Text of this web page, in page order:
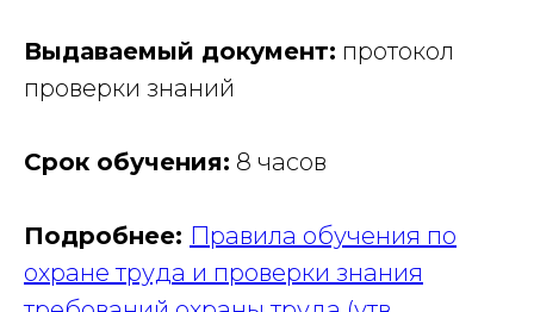
Выдаваемый документ: протокол
проверки знаний
Срок обучения: 8 часов
Подробнее: Правила обучения по
охране труда и проверки знания